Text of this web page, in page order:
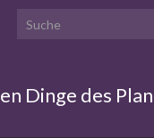
Search for:
Dinge des